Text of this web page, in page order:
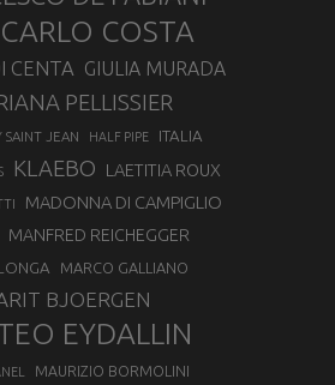
COSTA
CENTA GIULIA MURADA
PELLISSIER
SAINT JEAN HALF PIPE ITALIA
KLAEBO LAETITIA ROUX
MADONNA DI CAMPIGLIO
MANFRED REICHEGGER
MARCO GALLIANO
BJOERGEN
EYDALLIN
MAURIZIO BORMOLINI